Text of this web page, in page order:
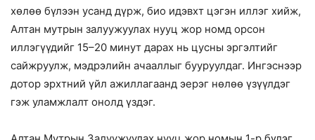
хөлөө бүлээн усанд дүрж, био идэвхт цэгэн иллэг хийж,
Алтан мутрын залуужуулах нууц жор номд орсон
иллэгүүдийг 15–20 минут дарах нь цусны эргэлтийг
сайжруулж, мэдрэлийн ачааллыг бууруулдаг. Ингэснээр
дотор эрхтний үйл ажиллагаанд эерэг нөлөө үзүүлдэг
гэж уламжлалт онолд үздэг.